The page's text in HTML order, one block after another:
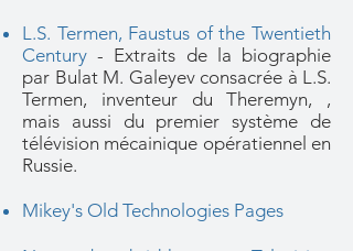
L.S. Termen, Faustus of the Twentieth
Century - Extraits de la biographie
par Bulat M. Galeyev consacrée à L.S.
Termen, inventeur du Theremyn, ,
mais aussi du premier système de
télévision mécainique opératiennel en
Russie.
Mikey's Old Technologies Pages